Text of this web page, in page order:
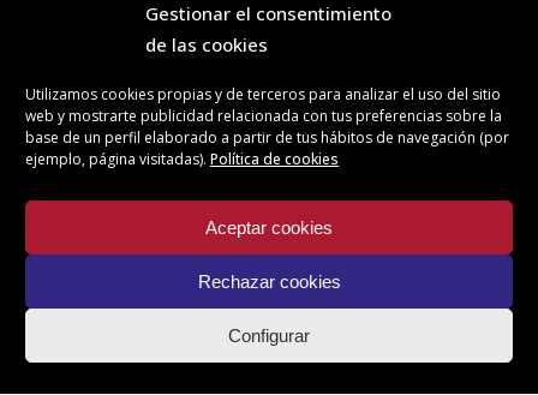
Gestionar el consentimiento
de las cookies
Utilizamos cookies propias y de terceros para analizar el uso del sitio
web y mostrarte publicidad relacionada con tus preferencias sobre la
base de un perfil elaborado a partir de tus hábitos de navegación (por
ejemplo, página visitadas). Política de cookies
Aceptar cookies
Rechazar cookies
Configurar
Política de cookies
Política de privacidad
Canal de denuncias
Protección de privacidad en redes sociales
Síguenos
Actualidad
Contacto